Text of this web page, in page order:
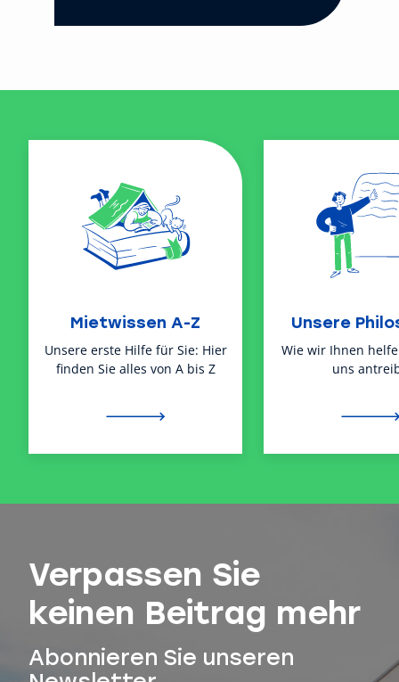
Mietwissen A-Z
Unsere erste Hilfe für Sie: Hier
finden Sie alles von A bis Z
Unsere
Wie wir Ihnen
uns
Verpassen Sie
keinen Beitrag mehr
Abonnieren Sie unseren